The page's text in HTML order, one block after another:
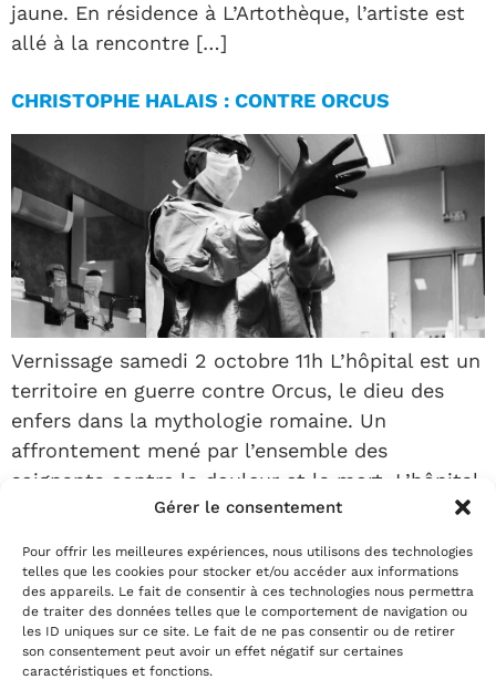
Gérer le consentement
Pour offrir les meilleures expériences, nous utilisons des technologies
telles que les cookies pour stocker et/ou accéder aux informations
des appareils. Le fait de consentir à ces technologies nous permettra
de traiter des données telles que le comportement de navigation ou
les ID uniques sur ce site. Le fait de ne pas consentir ou de retirer
son consentement peut avoir un effet négatif sur certaines
caractéristiques et fonctions.
jaune. En résidence à L’Artothèque, l’artiste est
allé à la rencontre […]
CHRISTOPHE HALAIS : CONTRE ORCUS
Vernissage samedi 2 octobre 11h L’hôpital est un
territoire en guerre contre Orcus, le dieu des
enfers dans la mythologie romaine. Un
affrontement mené par l’ensemble des
soignants contre la douleur et la mort. L’hôpital
n’est pas fait que de fonctions et réalités
dotée de puissants registres symboliques et
imaginaires.Les […]
Prochain